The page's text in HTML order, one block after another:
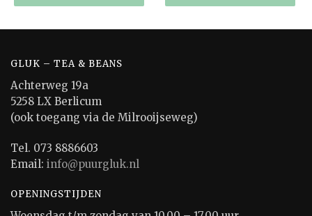
GLUK – TEA & BEANS
Achterweg 19a
5258 LX Berlicum
(ook toegang via de Milrooijseweg)
Tel. 073 8886603
Email: info@puurgluk.nl
OPENINGSTIJDEN